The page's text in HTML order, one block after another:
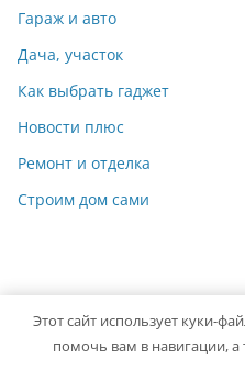
Гараж и авто
Дача, участок
Как выбрать гаджет
Новости плюс
Ремонт и отделка
Строим дом сами
Copyright © 2026 Идеальный
Этот сайт использует куки-
помочь вам в навигации,